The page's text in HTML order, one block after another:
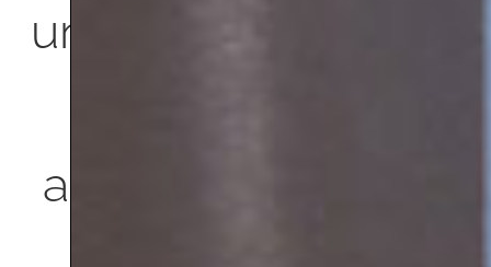
una cocina cerrada
abierto y elegante